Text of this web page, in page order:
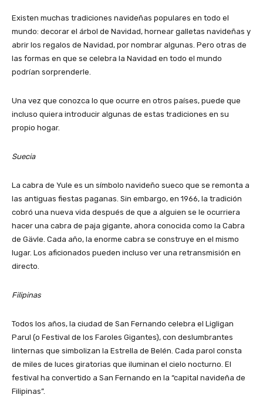
Existen muchas tradiciones navideñas populares en todo el
mundo: decorar el árbol de Navidad, hornear galletas navideñas y
abrir los regalos de Navidad, por nombrar algunas. Pero otras de
las formas en que se celebra la Navidad en todo el mundo
podrían sorprenderle.
Una vez que conozca lo que ocurre en otros países, puede que
incluso quiera introducir algunas de estas tradiciones en su
propio hogar.
Suecia
La cabra de Yule es un símbolo navideño sueco que se remonta a
las antiguas fiestas paganas. Sin embargo, en 1966, la tradición
cobró una nueva vida después de que a alguien se le ocurriera
hacer una cabra de paja gigante, ahora conocida como la Cabra
de Gävle. Cada año, la enorme cabra se construye en el mismo
lugar. Los aficionados pueden incluso ver una retransmisión en
directo.
Filipinas
Todos los años, la ciudad de San Fernando celebra el Ligligan
Parul (o Festival de los Faroles Gigantes), con deslumbrantes
linternas que simbolizan la Estrella de Belén. Cada parol consta
de miles de luces giratorias que iluminan el cielo nocturno. El
festival ha convertido a San Fernando en la “capital navideña de
Filipinas”.